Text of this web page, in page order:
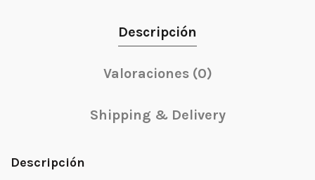
Descripción
Valoraciones (0)
Shipping & Delivery
Descripción